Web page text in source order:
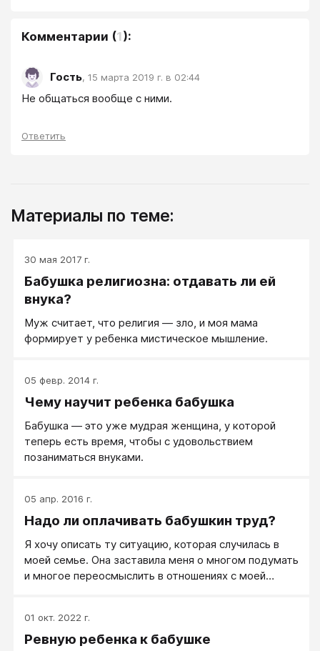
Комментарии (1):
Гость, 15 марта 2019 г. в 02:44
Не общаться вообще с ними.
Ответить
Материалы по теме:
30 мая 2017 г.
Бабушка религиозна: отдавать ли ей
внука?
Муж считает, что религия — зло, и моя мама
формирует у ребенка мистическое мышление.
05 февр. 2014 г.
Чему научит ребенка бабушка
Бабушка — это уже мудрая женщина, у которой
теперь есть время, чтобы с удовольствием
позаниматься внуками.
05 апр. 2016 г.
Надо ли оплачивать бабушкин труд?
Я хочу описать ту ситуацию, которая случилась в
моей семье. Она заставила меня о многом подумать
и многое переосмыслить в отношениях с моей
уже 5 лет. Мама сама вызвалась помогать нам,
когда родился второй ребенок. Она переехала к нам
01 окт. 2022 г.
Ревную ребенка к бабушке